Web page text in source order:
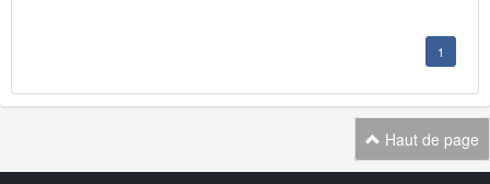
1
Haut de page